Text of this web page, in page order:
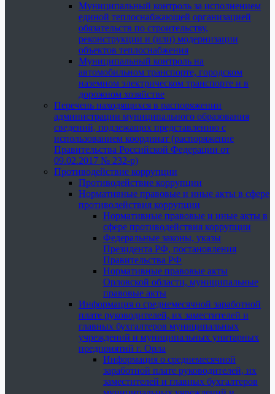
Муниципальный контроль за исполнением
единой теплоснабжающей организацией
обязательств по строительству,
реконструкции и (или) модернизации
объектов теплоснабжения
Муниципальный контроль на
автомобильном транспорте, городском
наземном электрическом транспорте и в
дорожном хозяйстве
Перечень находящихся в распоряжении
администрации муниципального образования
сведений, подлежащих представлению с
использованием координат (распоряжение
Правительства Российской Федерации от
09.02.2017 № 232-р)
Противодействие коррупции
Противодействие коррупции
Нормативные правовые и иные акты в сфере
противодействия коррупции
Нормативные правовые и иные акты в
сфере противодействия коррупции
Федеральные законы, указы
Президента РФ, постановления
Правительства РФ
Нормативные правовые акты
Орловской области, муниципальные
правовые акты
Информация о среднемесячной заработной
плате руководителей, их заместителей и
главных бухгалтеров муниципальных
учреждений и муниципальных унитарных
предприятий г. Орла
Информация о среднемесячной
заработной плате руководителей, их
заместителей и главных бухгалтеров